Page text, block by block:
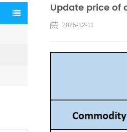
Update price of
2025-12-11